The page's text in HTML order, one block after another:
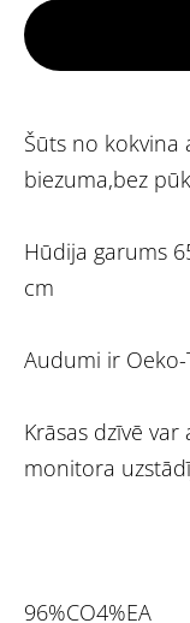
Šūts no kokvina
biezuma,bez
Hūdija garums
cm
Audumi ir
Krāsas dzīvē
monitora
96%CO4%EA